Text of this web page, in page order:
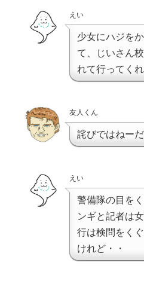
えい
少女にハジを
て、じいさん
れて行ってく
友人くん
詫びではねー
えい
警備隊の目を
ンギと記者は
行は検問をく
けれど・・